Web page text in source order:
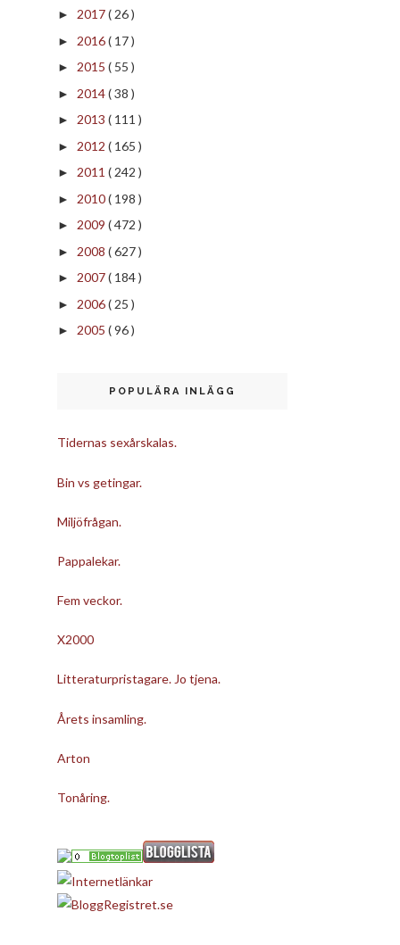
► 2017( 26 )
► 2016( 17 )
► 2015 ( 55 )
► 2014( 38 )
► 2013 ( 111 )
► 2012 ( 165 )
► 2011 ( 242 )
► 2010( 198 )
► 2009 ( 472 )
► 2008 ( 627 )
► 2007( 184 )
► 2006( 25 )
► 2005 ( 96 )
POPULÄRA INLÄGG
Tidernas sexårskalas.
Bin vs getingar.
Miljöfrågan.
Pappalekar.
Fem veckor.
X2000
Litteraturpristagare. Jo tjena.
Årets insamling.
Arton
Tonåring.